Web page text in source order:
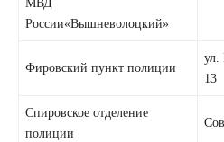
России«Вышневолоцкий»
Фировский пункт полиции
ул.
13
Спировское отделение
полиции